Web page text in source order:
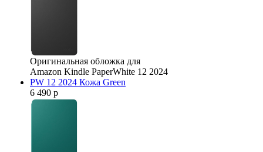
Оригинальная обложка для
Amazon Kindle PaperWhite 12 2024
PW 12 2024 Кожа Green
6 490 р